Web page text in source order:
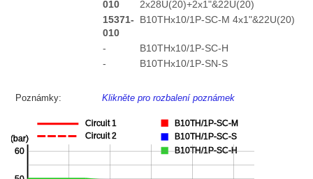
010
2x28U(20)+2x1"&22U(20)
15371-
010
B10THx10/1P-SC-M 4x1"&22U(20)
-
B10THx10/1P-SC-H
-
B10THx10/1P-SN-S
Poznámky: Klikněte pro rozbalení poznámek